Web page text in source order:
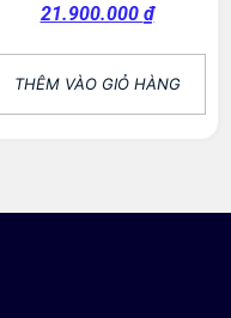
21.900.000 ₫
THÊM VÀO GIỎ HÀNG